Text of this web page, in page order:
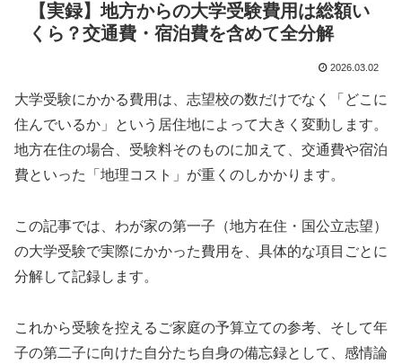
【実録】地方からの大学受験費用は総額い
くら？交通費・宿泊費を含めて全分解
2026.03.02
大学受験にかかる費用は、志望校の数だけでなく「どこに
住んでいるか」という居住地によって大きく変動します。
地方在住の場合、受験料そのものに加えて、交通費や宿泊
費といった「地理コスト」が重くのしかかります。
この記事では、わが家の第一子（地方在住・国公立志望）
の大学受験で実際にかかった費用を、具体的な項目ごとに
分解して記録します。
これから受験を控えるご家庭の予算立ての参考、そして年
子の第二子に向けた自分たち自身の備忘録として、感情論